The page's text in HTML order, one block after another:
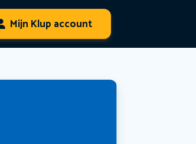
Mijn Klup account